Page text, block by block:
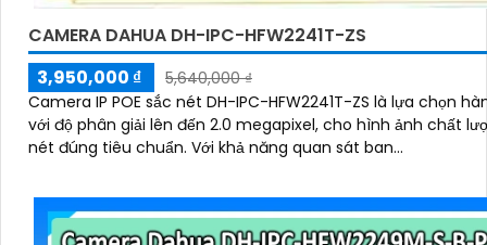
CAMERA DAHUA DH-IPC-HFW2241T-ZS
3,950,000 ₫
5,640,000 ₫
Camera IP POE sắc nét DH-IPC-HFW2241T-ZS là lựa chọn
với độ phân giải lên đến 2.0 megapixel, cho hình ảnh chất
nét đúng tiêu chuẩn. Với khả năng quan sát ban...